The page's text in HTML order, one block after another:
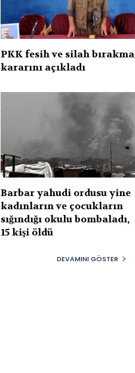
PKK fesih ve silah bırakma
kararını açıkladı
Barbar yahudi ordusu yine
kadınların ve çocukların
sığındığı okulu bombaladı,
15 kişi öldü
DEVAMINI GÖSTER